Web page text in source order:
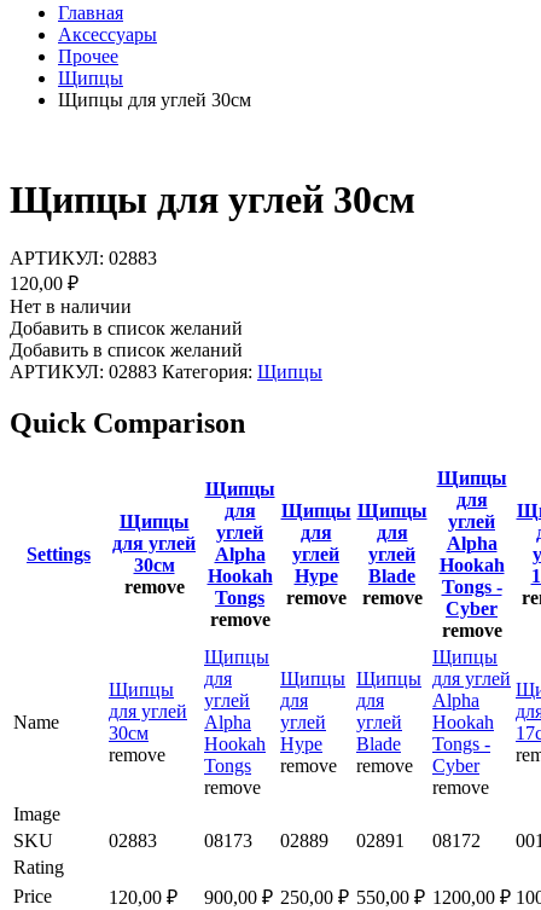
Главная
Аксессуары
Прочее
Щипцы
Щипцы для углей 30см
Щипцы для углей 30см
АРТИКУЛ: 02883
120,00 ₽
Нет в наличии
Добавить в список желаний
Добавить в список желаний
АРТИКУЛ: 02883 Категория: Щипцы
Quick Comparison
Settings
Щипцы
для углей
30см
remove
Щипцы
для
углей
Alpha
Hookah
Tongs
remove
Щипцы
для
углей
Hype
remove
Щипцы
для
углей
Blade
remove
Щипцы
для
углей
Alpha
Hookah
Tongs -
Cyber
remove
Name
Щипцы
для углей
30см
remove
Щипцы
для
углей
Alpha
Hookah
Tongs
remove
Щипцы
для
углей
Hype
remove
Щипцы
для
углей
Blade
remove
Щипцы
для углей
Alpha
Hookah
Tongs -
Cyber
remove
Image
SKU
02883 08173 02889 02891 08172
Rating
Price
120,00 ₽ 900,00 ₽ 250,00 ₽ 550,00 ₽ 1200,00 ₽